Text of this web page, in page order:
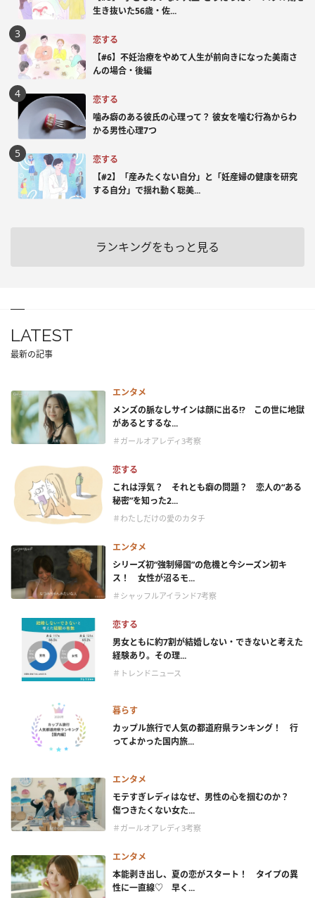
生き抜いた56歳・佐...
恋する
【#6】不妊治療をやめて人生が前向きになった美南さ
んの場合・後編
恋する
噛み癖のある彼氏の心理って？ 彼女を噛む行為からわ
かる男性心理7つ
恋する
【#2】「産みたくない自分」と「妊産婦の健康を研究
する自分」で揺れ動く聡美...
ランキングをもっと見る
LATEST
最新の記事
エンタメ
メンズの脈なしサインは顔に出る!? この世に地獄
があるとするな...
＃ガールオアレディ3考察
恋する
これは浮気？ それとも癖の問題？ 恋人の“ある
秘密”を知った2...
＃わたしだけの愛のカタチ
エンタメ
シリーズ初“強制帰国”の危機と今シーズン初キ
ス！ 女性が沼るモ...
＃シャッフルアイランド7考察
恋する
男女ともに約7割が結婚しない・できないと考えた
経験あり。その理...
＃トレンドニュース
暮らす
カップル旅行で人気の都道府県ランキング！ 行
ってよかった国内旅...
エンタメ
モテすぎレディはなぜ、男性の心を掴むのか？
傷つきたくない女た...
＃ガールオアレディ3考察
エンタメ
本能剥き出し、夏の恋がスタート！ タイプの異
性に一直線♡ 早く...